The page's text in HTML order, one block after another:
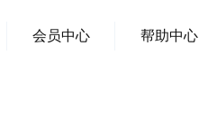
会员中心 帮助中心